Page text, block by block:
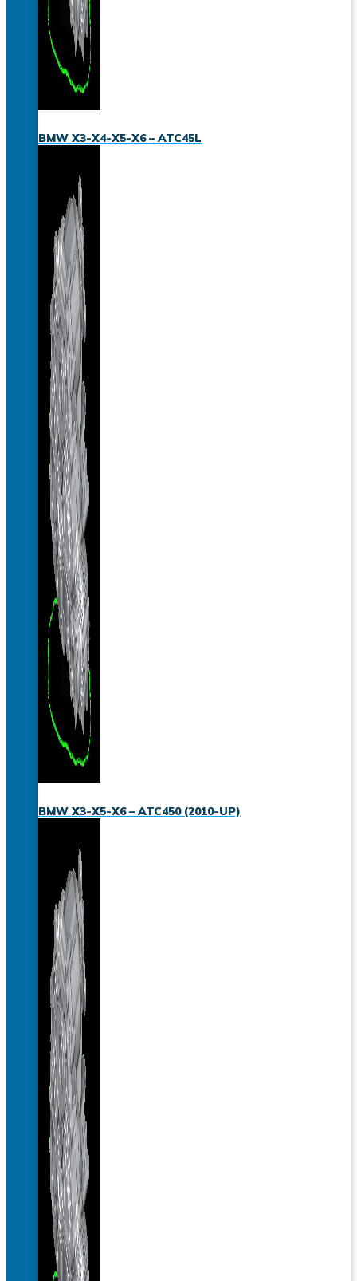
BMW X3-X4-X5-X6 – ATC45L
BMW X3-X5-X6 – ATC450 (2010-UP)